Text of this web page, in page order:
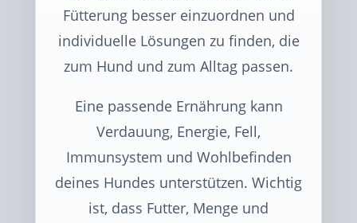
Fütterung besser einzuordnen und
individuelle Lösungen zu finden, die
zum Hund und zum Alltag passen.
Eine passende Ernährung kann
Verdauung, Energie, Fell,
Immunsystem und Wohlbefinden
deines Hundes unterstützen. Wichtig
ist, dass Futter, Menge und